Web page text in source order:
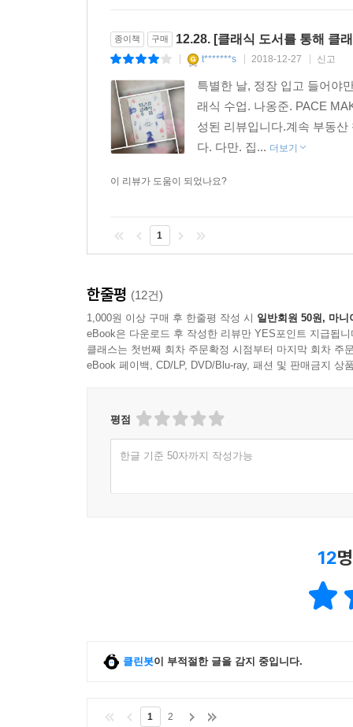
종이책 구매 12.28. [클래식 도서를 통해 클
t*******s 2018-12-27 신고
특별한 날, 정장 입고 들어야
래식 수업. 나옹준. PACE
성된 리뷰입니다.계속 부동
다. 다만. 집... 더보기
이 리뷰가 도움이 되었나요?
1
한줄평 (12건)
1,000원 이상 구매 후 한줄평 작성 시 일반회원 50원, 마니
eBook은 다운로드 후 작성한 리뷰만 YES포인트 지급됩니
클래스는 첫번째 회차 주문확정 시점부터 마지막 회차 주
eBook 페이백, CD/LP, DVD/Blu-ray, 패션 및 판매금지 상
평점
한글 기준 50자까지 작성가능
12
클린봇이 부적절한 글을 감지 중입니다.
1 2